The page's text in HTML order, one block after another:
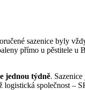
sazenice byly
přímo u pěstitele u
jednou týdně.
logistická společnost –